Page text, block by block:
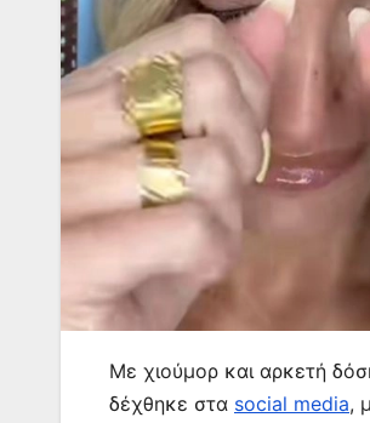
Με χιούμορ και αρκετή
δέχθηκε στα social media,